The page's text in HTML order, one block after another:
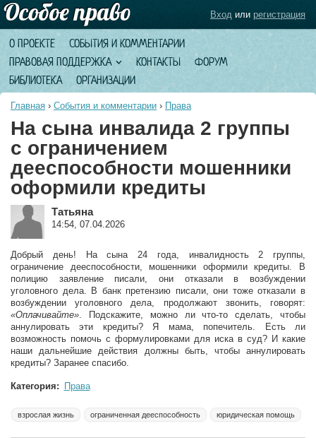
О ПРОЕКТЕ
СОБЫТИЯ И КОММЕНТАРИИ
ПРАВОВАЯ ПОДДЕРЖКА
КОНТАКТЫ
ФОРУМ
БИБЛИОТЕКА
ОРГАНИЗАЦИИ
Вход или регистрация
Главная › События и комментарии › Права
На сына инвалида 2 группы
с ограничением
дееспособности мошенники
оформили кредиты
Татьяна
14:54, 07.04.2026
Добрый день! На сына 24 года, инвалидность 2 группы,
ограничение дееспособности, мошенники оформили кредиты. В
полицию заявление писали, они отказали в возбуждении
уголовного дела. В банк претензию писали, они тоже отказали в
возбуждении уголовного дела, продолжают звонить, говорят:
«Оплачивайте». Подскажите, можно ли что-то сделать, чтобы
аннулировать эти кредиты? Я мама, попечитель. Есть ли
возможность помочь с формулировками для иска в суд? И какие
наши дальнейшие действия должны быть, чтобы аннулировать
кредиты? Заранее спасибо.
Категория: Права
взрослая жизнь ограниченная дееспособность юридическая помощь